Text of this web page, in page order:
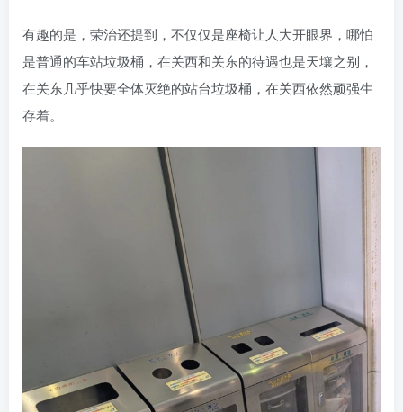
有趣的是，荣治还提到，不仅仅是座椅让人大开眼界，哪怕
是普通的车站垃圾桶，在关西和关东的待遇也是天壤之别，
在关东几乎快要全体灭绝的站台垃圾桶，在关西依然顽强生
存着。